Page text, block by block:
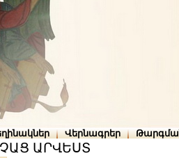
Վերնագրեր
ԱՐՎԵՍՏ